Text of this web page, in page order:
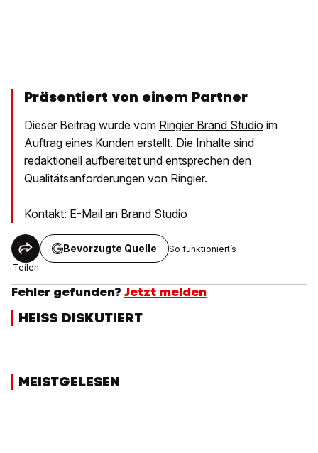
Präsentiert von einem Partner
Dieser Beitrag wurde vom Ringier Brand Studio im
Auftrag eines Kunden erstellt. Die Inhalte sind
redaktionell aufbereitet und entsprechen den
Qualitätsanforderungen von Ringier.
Kontakt: E-Mail an Brand Studio
Teilen
Bevorzugte Quelle So funktioniert’s
Fehler gefunden? Jetzt melden
HEISS DISKUTIERT
MEISTGELESEN